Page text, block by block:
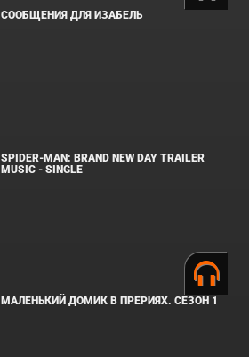
СООБЩЕНИЯ ДЛЯ ИЗАБЕЛЬ
SPIDER-MAN: BRAND NEW DAY TRAILER
MUSIC - SINGLE
МАЛЕНЬКИЙ ДОМИК В ПРЕРИЯХ. СЕЗОН 1